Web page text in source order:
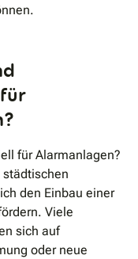
für Alarmanlagen?
den Einbau einer
Viele
sich auf
oder neue